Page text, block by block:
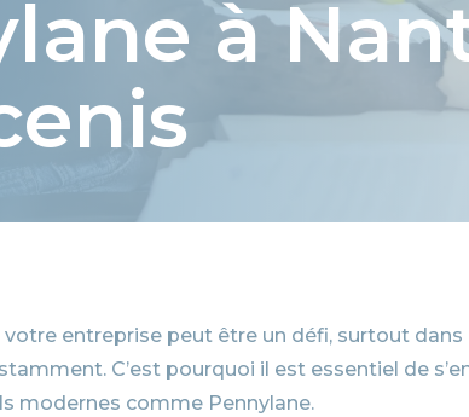
à
entreprise peut être un défi, surtout
C’est pourquoi il est essentiel de
modernes comme Pennylane.